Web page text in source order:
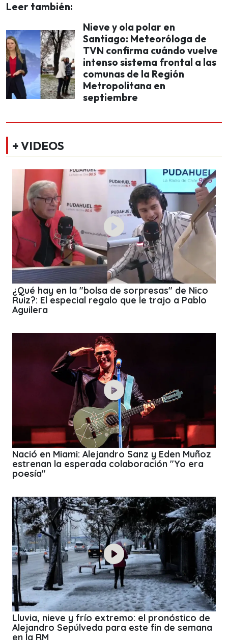
Leer también:
Nieve y ola polar en
Santiago: Meteoróloga de
TVN confirma cuándo vuelve
intenso sistema frontal a las
comunas de la Región
Metropolitana en
septiembre
+ VIDEOS
¿Qué hay en la "bolsa de sorpresas" de Nico
Ruiz?: El especial regalo que le trajo a Pablo
Aguilera
Nació en Miami: Alejandro Sanz y Eden Muñoz
estrenan la esperada colaboración "Yo era
poesía"
Lluvia, nieve y frío extremo: el pronóstico de
Alejandro Sepúlveda para este fin de semana
en la RM